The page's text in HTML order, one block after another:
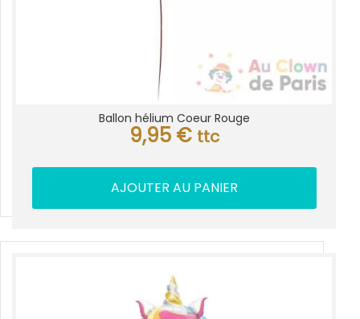
Ballon hélium Coeur Rouge
9,95 € ttc
AJOUTER AU PANIER